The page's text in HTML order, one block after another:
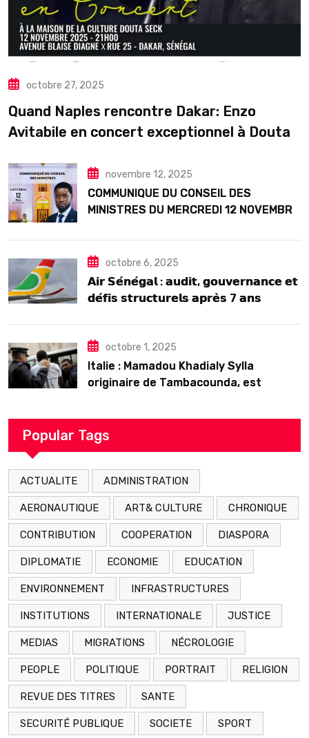
octobre 27, 2025
Quand Naples rencontre Dakar: Enzo
Avitabile en concert exceptionnel à Douta
novembre 12, 2025
COMMUNIQUE DU CONSEIL DES
MINISTRES DU MERCREDI 12 NOVEMBRE
octobre 6, 2025
𝗔𝗶𝗿 𝗦𝗲́𝗻𝗲́𝗴𝗮𝗹 : 𝗮𝘂𝗱𝗶𝘁, 𝗴𝗼𝘂𝘃𝗲𝗿𝗻𝗮𝗻𝗰𝗲 𝗲𝘁
𝗱𝗲́𝗳𝗶𝘀 𝘀𝘁𝗿𝘂𝗰𝘁𝘂𝗿𝗲𝗹𝘀 𝗮𝗽𝗿𝗲̀𝘀 7 𝗮𝗻𝘀
octobre 1, 2025
Italie : Mamadou Khadialy Sylla
originaire de Tambacounda, est
arrestation
Popular Tags
ACTUALITE ADMINISTRATION
AERONAUTIQUE ART& CULTURE CHRONIQUE
CONTRIBUTION COOPERATION DIASPORA
DIPLOMATIE ECONOMIE EDUCATION
ENVIRONNEMENT INFRASTRUCTURES
INSTITUTIONS INTERNATIONALE JUSTICE
MEDIAS MIGRATIONS NÉCROLOGIE
PEOPLE POLITIQUE PORTRAIT RELIGION
REVUE DES TITRES SANTE
SECURITÉ PUBLIQUE SOCIETE SPORT